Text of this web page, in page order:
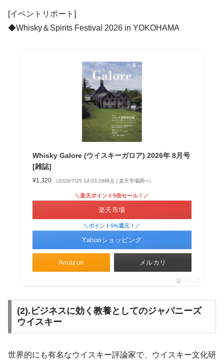
[イベントリポート]
◆Whisky＆Spirits Festival 2026 in YOKOHAMA
Whisky Galore (ウイスキーガロア) 2026年 8月号
[雑誌]
¥1,320 （2026/7/25 14:03:26時点 | 楽天市場調べ）
Amazon
＼楽天ポイント5倍セール！／
楽天市場
＼ポイント5%還元！／
Yahooショッピング
メルカリ
ポチップ
(2).ビジネスに効く教養としてのジャパニーズ
ウイスキー
世界的にも有名なウイスキー評論家で、ウイスキー文化研